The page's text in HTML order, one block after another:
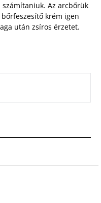
Az arcbőrük
krém igen
után zsíros érzetet.